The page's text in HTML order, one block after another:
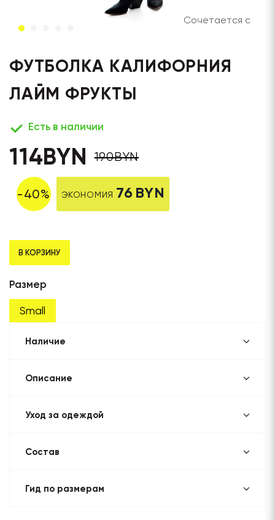
Сочетается с
ФУТБОЛКА КАЛИФОРНИЯ
ЛАЙМ ФРУКТЫ
Есть в наличии
114BYN 190BYN
-40% ЭКОНОМИЯ 76 BYN
В КОРЗИНУ
Размер
Small
Наличие
Описание
Уход за одеждой
Состав
Гид по размерам